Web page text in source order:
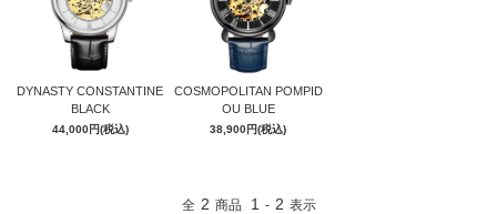
BLUE
SILVER
DYNASTY CONSTANTINE
BLACK
44,000円(税込)
COSMOPOLITAN POMPID
OU BLUE
38,900円(税込)
全 2 商品 1 - 2 表示